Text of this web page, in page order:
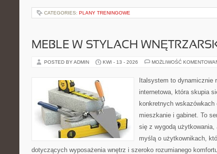
CATEGORIES: PLANY TRENINGOWE
MEBLE W STYLACH
POSTED BY ADMIN KWI - 13 - 2026 MOŻLIWOŚĆ
Italsystem to dynamicznie
internetowa, która skupia
konkretnych
mieszkanie i gabinet. To
się z wygodą użytkowania,
myślą o użytkownikach,
dotyczących wyposażenia wnętrz i szeroko rozumianego